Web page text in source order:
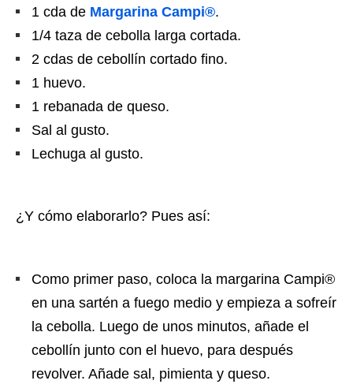
1 cda de Margarina Campi®.
1/4 taza de cebolla larga cortada.
2 cdas de cebollín cortado fino.
1 huevo.
1 rebanada de queso.
Sal al gusto.
Lechuga al gusto.
¿Y cómo elaborarlo? Pues así:
Como primer paso, coloca la margarina Campi®
en una sartén a fuego medio y empieza a sofreír
la cebolla. Luego de unos minutos, añade el
cebollín junto con el huevo, para después
revolver. Añade sal, pimienta y queso.